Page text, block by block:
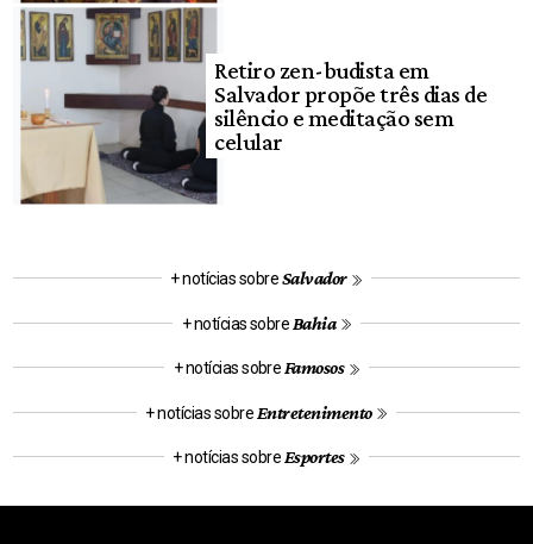
Retiro zen-budista em
Salvador propõe três dias de
silêncio e meditação sem
celular
+ notícias sobreSalvador
+ notícias sobre Bahia
+ notícias sobre Famosos
+ notícias sobre Entretenimento
+ notícias sobre Esportes